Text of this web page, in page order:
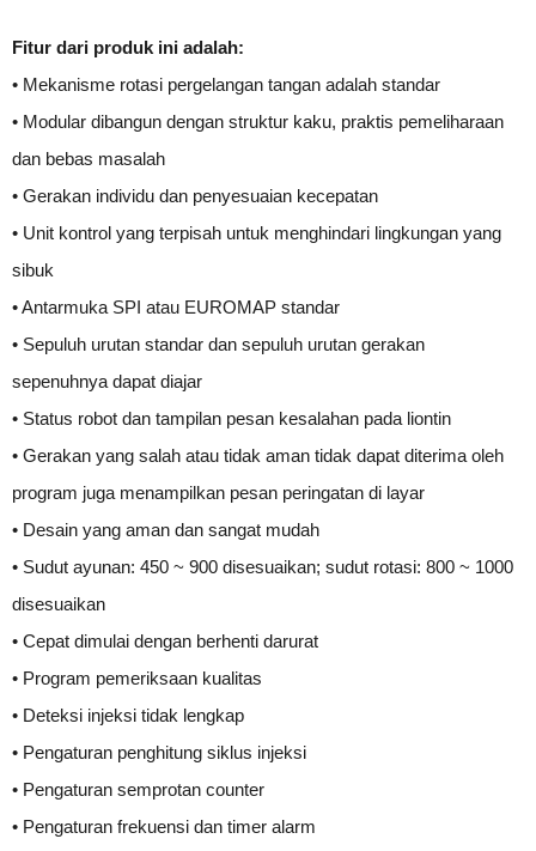
Fitur dari produk ini adalah:
• Mekanisme rotasi pergelangan tangan adalah standar
• Modular dibangun dengan struktur kaku, praktis pemeliharaan
dan bebas masalah
• Gerakan individu dan penyesuaian kecepatan
• Unit kontrol yang terpisah untuk menghindari lingkungan yang
sibuk
• Antarmuka SPI atau EUROMAP standar
• Sepuluh urutan standar dan sepuluh urutan gerakan
sepenuhnya dapat diajar
• Status robot dan tampilan pesan kesalahan pada liontin
• Gerakan yang salah atau tidak aman tidak dapat diterima oleh
program juga menampilkan pesan peringatan di layar
• Desain yang aman dan sangat mudah
• Sudut ayunan: 450 ~ 900 disesuaikan; sudut rotasi: 800 ~ 1000
disesuaikan
• Cepat dimulai dengan berhenti darurat
• Program pemeriksaan kualitas
• Deteksi injeksi tidak lengkap
• Pengaturan penghitung siklus injeksi
• Pengaturan semprotan counter
• Pengaturan frekuensi dan timer alarm